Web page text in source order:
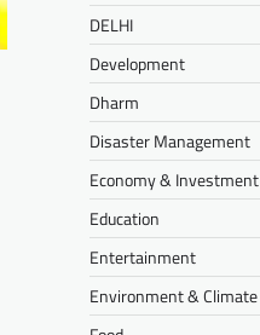
DELHI
Development
Dharm
Disaster Management
Economy & Investment
Education
Entertainment
Environment & Climate